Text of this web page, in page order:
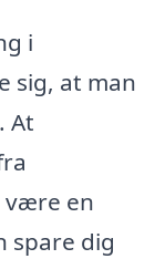
i
sig, at man
At
være en
spare dig